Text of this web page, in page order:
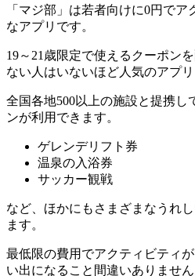
「マジ部」は若者向けに0円で
なアプリです。
19～21歳限定で使えるクーポン
ない人はいないほど人気のアプリ
全国各地500以上の施設と提携し
ンが利用できます。
ゲレンデリフト券
温泉の入浴券
サッカー観戦
など、ほかにもさまざまなうれ
ます。
最低限の費用でアクティビティ
い出になること間違いありません